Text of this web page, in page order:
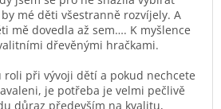
mé děti všestranně rozvíjely. A
mě dovedla až sem…. K myšlence
dřevěnými hračkami.
při vývoji dětí a pokud nechcete
je potřeba je velmi pečlivě
důraz především na kvalitu,